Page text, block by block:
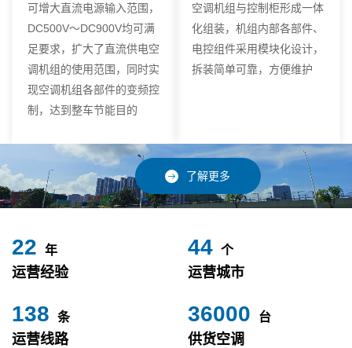
可增大直流电源输入范围，
DC500V～DC900V均可满
足要求，扩大了直流供电空
调机组的使用范围，同时实
现空调机组各部件的变频控
制，达到整车节能目的
空调机组与控制柜形成一体
化组装，机组内部各部件、
电控组件采用模块化设计，
拆装简单可靠，方便维护
了解更多
24 年
运营经验
49 个
运营城市
153 条
运营线路
40000 台
供货空调